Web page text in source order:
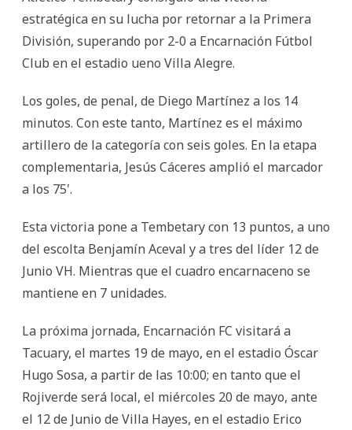
estratégica en su lucha por retornar a la Primera
División, superando por 2-0 a Encarnación Fútbol
Club en el estadio ueno Villa Alegre.
Los goles, de penal, de Diego Martínez a los 14
minutos. Con este tanto, Martínez es el máximo
artillero de la categoría con seis goles. En la etapa
complementaria, Jesús Cáceres amplió el marcador
a los 75'.
Esta victoria pone a Tembetary con 13 puntos, a uno
del escolta Benjamín Aceval y a tres del líder 12 de
Junio VH. Mientras que el cuadro encarnaceno se
mantiene en 7 unidades.
La próxima jornada, Encarnación FC visitará a
Tacuary, el martes 19 de mayo, en el estadio Óscar
Hugo Sosa, a partir de las 10:00; en tanto que el
Rojiverde será local, el miércoles 20 de mayo, ante
el 12 de Junio de Villa Hayes, en el estadio Erico